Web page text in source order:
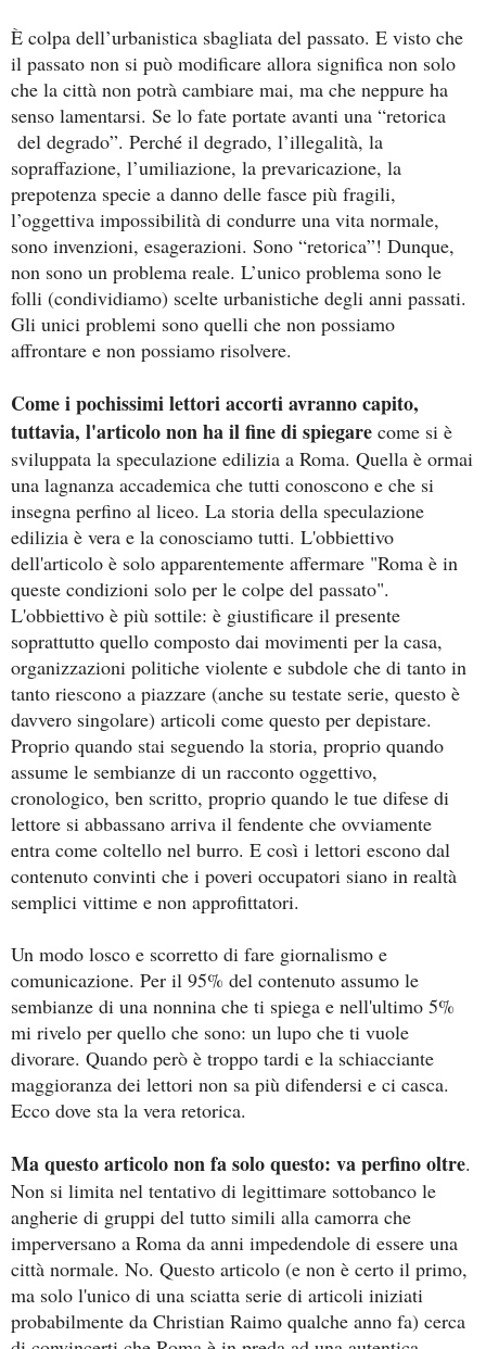
È colpa dell’urbanistica sbagliata del passato. E visto che
il passato non si può modificare allora significa non solo
che la città non potrà cambiare mai, ma che neppure ha
senso lamentarsi. Se lo fate portate avanti una “retorica
del degrado”. Perché il degrado, l’illegalità, la
sopraffazione, l’umiliazione, la prevaricazione, la
prepotenza specie a danno delle fasce più fragili,
l’oggettiva impossibilità di condurre una vita normale,
sono invenzioni, esagerazioni. Sono “retorica”! Dunque,
non sono un problema reale. L’unico problema sono le
folli (condividiamo) scelte urbanistiche degli anni passati.
Gli unici problemi sono quelli che non possiamo
affrontare e non possiamo risolvere.
Come i pochissimi lettori accorti avranno capito,
tuttavia, l'articolo non ha il fine di spiegare come si è
sviluppata la speculazione edilizia a Roma. Quella è ormai
una lagnanza accademica che tutti conoscono e che si
insegna perfino al liceo. La storia della speculazione
edilizia è vera e la conosciamo tutti. L'obbiettivo
dell'articolo è solo apparentemente affermare "Roma è in
queste condizioni solo per le colpe del passato".
L'obbiettivo è più sottile: è giustificare il presente
soprattutto quello composto dai movimenti per la casa,
organizzazioni politiche violente e subdole che di tanto in
tanto riescono a piazzare (anche su testate serie, questo è
davvero singolare) articoli come questo per depistare.
Proprio quando stai seguendo la storia, proprio quando
assume le sembianze di un racconto oggettivo,
cronologico, ben scritto, proprio quando le tue difese di
lettore si abbassano arriva il fendente che ovviamente
entra come coltello nel burro. E così i lettori escono dal
contenuto convinti che i poveri occupatori siano in realtà
semplici vittime e non approfittatori.
Un modo losco e scorretto di fare giornalismo e
comunicazione. Per il 95% del contenuto assumo le
sembianze di una nonnina che ti spiega e nell'ultimo 5%
mi rivelo per quello che sono: un lupo che ti vuole
divorare. Quando però è troppo tardi e la schiacciante
maggioranza dei lettori non sa più difendersi e ci casca.
Ecco dove sta la vera retorica.
Ma questo articolo non fa solo questo: va perfino oltre.
Non si limita nel tentativo di legittimare sottobanco le
angherie di gruppi del tutto simili alla camorra che
imperversano a Roma da anni impedendole di essere una
città normale. No. Questo articolo (e non è certo il primo,
ma solo l'unico di una sciatta serie di articoli iniziati
probabilmente da Christian Raimo qualche anno fa) cerca